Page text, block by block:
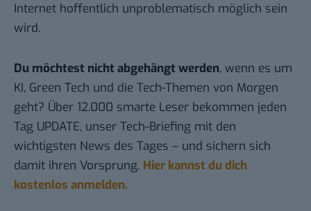
Internet hoffentlich unproblematisch möglich sein
wird.
Du möchtest nicht abgehängt werden, wenn es um
KI, Green Tech und die Tech-Themen von Morgen
geht? Über 12.000 smarte Leser bekommen jeden
Tag UPDATE, unser Tech-Briefing mit den
wichtigsten News des Tages – und sichern sich
damit ihren Vorsprung. Hier kannst du dich
kostenlos anmelden.